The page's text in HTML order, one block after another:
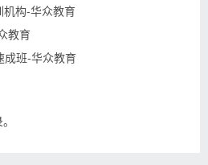
机构-华众教育
教育
成班-华众教育
。